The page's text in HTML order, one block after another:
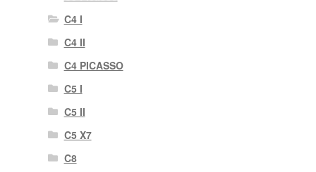
C4 I
C4 II
C4 PICASSO
C5 I
C5 II
C5 X7
C8